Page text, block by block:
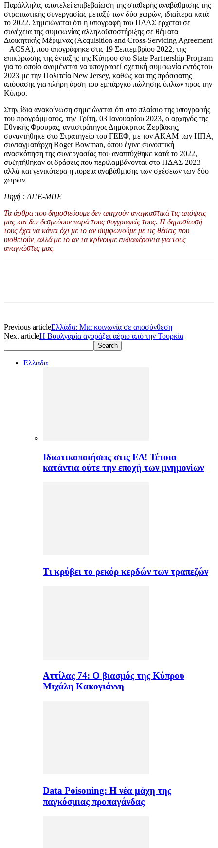
Παράλληλα, αποτελεί επιβεβαίωση της σταθερής αναβάθμισης της
στρατιωτικής συνεργασίας μεταξύ των δύο χωρών, ιδιαίτερα κατά
το 2022. Σημειώνεται ότι η υπογραφή του ΠΔΑΣ έρχεται σε
συνέχεια της συμφωνίας αλληλοϋποστήριξης σε θέματα
Διοικητικής Μέριμνας (Acquisition and Cross-Servicing Agreement
– ACSA), που υπογράφηκε στις 19 Σεπτεμβρίου 2022, της
επικύρωσης της ένταξης της Κύπρου στο State Partnership Program
για το οποίο αναμένεται να υπογραφεί σχετική συμφωνία εντός του
2023 με την Πολιτεία New Jersey, καθώς και της πρόσφατης
απόφασης για πλήρη άρση του εμπάργκο πώλησης όπλων προς την
Κύπρο.
Στην ίδια ανακοίνωση σημειώνεται ότι στο πλαίσιο της υπογραφής
του προγράμματος, την Τρίτη, 03 Ιανουαρίου 2023, ο αρχηγός της
Εθνικής Φρουράς, αντιστράτηγος Δημόκριτος Ζερβάκης,
συναντήθηκε στο Στρατηγείο του ΓΕΕΦ, με τον ΑΚΑΜ των ΗΠΑ,
συνταγματάρχη Roger Bowman, όπου έγινε συνοπτική
ανασκόπηση της συνεργασίας που αναπτύχθηκε κατά το 2022,
συζητήθηκαν οι δράσεις που περιλαμβάνονται στο ΠΔΑΣ 2023
αλλά και γενικότερα η πορεία αναβάθμισης των σχέσεων των δύο
χωρών.
Πηγή : ΑΠΕ-ΜΠΕ
Τα άρθρα που δημοσιεύουμε δεν απηχούν αναγκαστικά τις απόψεις
μας και δεν δεσμεύουν παρά τους συγγραφείς τους. Η δημοσίευσή
τους έχει να κάνει όχι με το αν συμφωνούμε με τις θέσεις που
υιοθετούν, αλλά με το αν τα κρίνουμε ενδιαφέροντα για τους
αναγνώστες μας.
Previous articleΕλλάδα: Μια κοινωνία σε αποσύνθεση
Next articleΗ Βουλγαρία αγοράζει αέριο από την Τουρκία
Ελλαδα
Ιδιωτικοποιήσεις στις ΕΔ! Τέτοια
κατάντια ούτε την εποχή των μνημονίων
Τι κρύβει το ρεκόρ κερδών των τραπεζών
Αττίλας 74: Ο βιασμός της Κύπρου
Μιχάλη Κακογιάννη
Data Poisoning: Η νέα μάχη της
παγκόσμιας προπαγάνδας